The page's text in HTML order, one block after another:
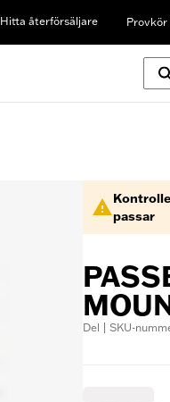
Hitta återförsäljare Provkör
passar
Del | SKU-